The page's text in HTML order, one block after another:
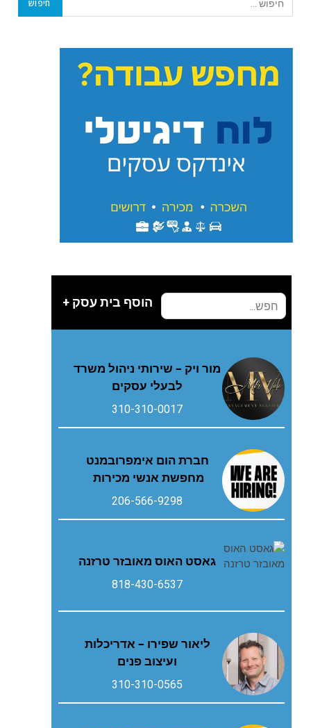
הוסף בית עסק +
מור ויק – שירותי ניהול משרד
לבעלי עסקים
310-310-0017
חברת הום אימפרובמנט
מחפשת אנשי מכירות
206-566-9298
גאסט‭ ‬האוס‭ ‬מאובזר‭ ‬טרזנה
818-430-6537
ליאור שפירו – אדריכלות
ועיצוב פנים
310-310-0565